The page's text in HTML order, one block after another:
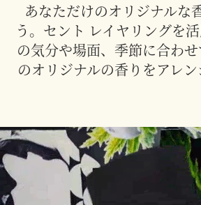
あなただけのオリジナルな
う。セント レイヤリングを
の気分や場面、季節に合わ
のオリジナルの香りをアレン